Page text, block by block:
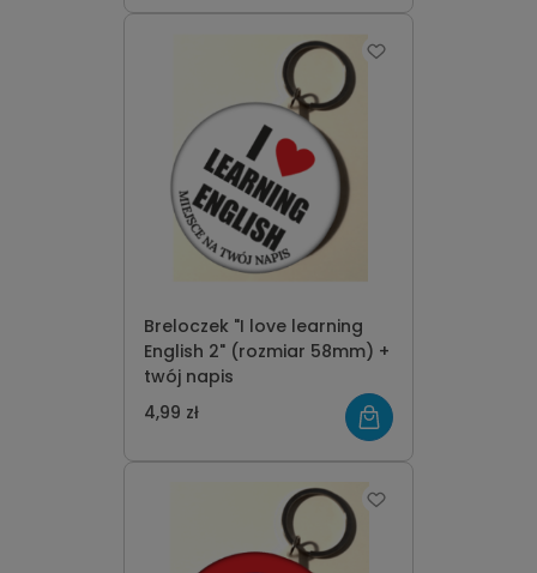
Breloczek "I love learning
English 2" (rozmiar 58mm) +
twój napis
4,99 zł